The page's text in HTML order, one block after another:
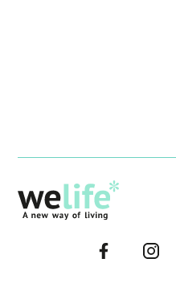
–
FACEBOOK–
–